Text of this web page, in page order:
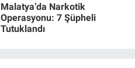
Malatya’da Narkotik
Operasyonu: 7 Şüpheli
Tutuklandı